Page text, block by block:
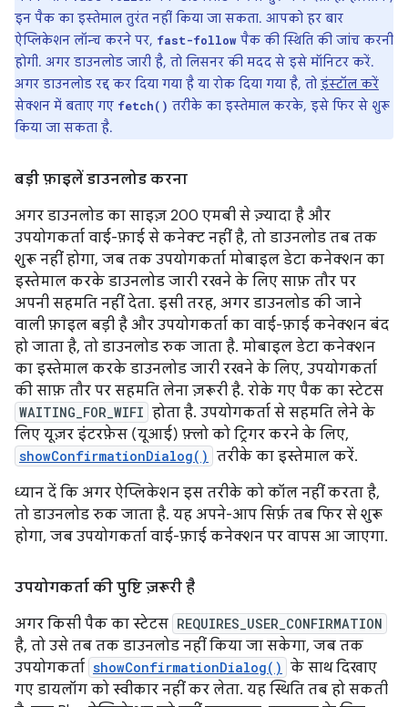
इन पैक का इस्तेमाल तुरंत नहीं किया जा सकता. आपको हर बार
ऐप्लिकेशन लॉन्च करने पर, fast-follow पैक की स्थिति की जांच करनी
होगी. अगर डाउनलोड जारी है, तो लिसनर की मदद से इसे मॉनिटर करें.
अगर डाउनलोड रद्द कर दिया गया है या रोक दिया गया है, तो इंस्टॉल करें
सेक्शन में बताए गए fetch() तरीके का इस्तेमाल करके, इसे फिर से शुरू
किया जा सकता है.
बड़ी फ़ाइलें डाउनलोड करना
अगर डाउनलोड का साइज़ 200 एमबी से ज़्यादा है और
उपयोगकर्ता वाई-फ़ाई से कनेक्ट नहीं है, तो डाउनलोड तब तक
शुरू नहीं होगा, जब तक उपयोगकर्ता मोबाइल डेटा कनेक्शन का
इस्तेमाल करके डाउनलोड जारी रखने के लिए साफ़ तौर पर
अपनी सहमति नहीं देता. इसी तरह, अगर डाउनलोड की जाने
वाली फ़ाइल बड़ी है और उपयोगकर्ता का वाई-फ़ाई कनेक्शन बंद
हो जाता है, तो डाउनलोड रुक जाता है. मोबाइल डेटा कनेक्शन
का इस्तेमाल करके डाउनलोड जारी रखने के लिए, उपयोगकर्ता
की साफ़ तौर पर सहमति लेना ज़रूरी है. रोके गए पैक का स्टेटस
WAITING_FOR_WIFI होता है. उपयोगकर्ता से सहमति लेने के
लिए यूज़र इंटरफ़ेस (यूआई) फ़्लो को ट्रिगर करने के लिए,
showConfirmationDialog() तरीके का इस्तेमाल करें.
ध्यान दें कि अगर ऐप्लिकेशन इस तरीके को कॉल नहीं करता है,
तो डाउनलोड रुक जाता है. यह अपने-आप सिर्फ़ तब फिर से शुरू
होगा, जब उपयोगकर्ता वाई-फ़ाई कनेक्शन पर वापस आ जाएगा.
उपयोगकर्ता की पुष्टि ज़रूरी है
अगर किसी पैक का स्टेटस REQUIRES_USER_CONFIRMATION
है, तो उसे तब तक डाउनलोड नहीं किया जा सकेगा, जब तक
उपयोगकर्ता showConfirmationDialog() के साथ दिखाए
गए डायलॉग को स्वीकार नहीं कर लेता. यह स्थिति तब हो सकती